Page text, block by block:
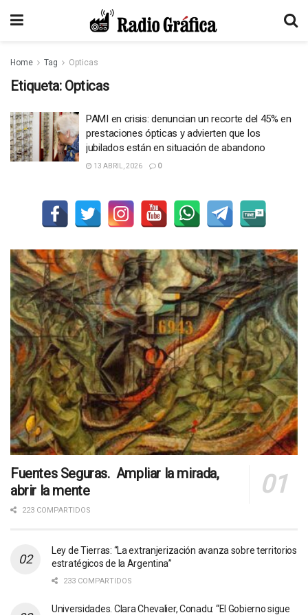
Home Tag Opticas
Etiqueta: Opticas
PAMI en crisis: denuncian un recorte del 45% en
prestaciones ópticas y advierten que los
jubilados están en situación de abandono
13 ABRIL, 2026 0
Fuentes Seguras. Ampliar la mirada,
abrir la mente
223 COMPARTIDOS
Ley de Tierras: “La extranjerización avanza sobre territorios
estratégicos de la Argentina”
233 COMPARTIDOS
Universidades. Clara Chevalier, Conadu: “El Gobierno sigue